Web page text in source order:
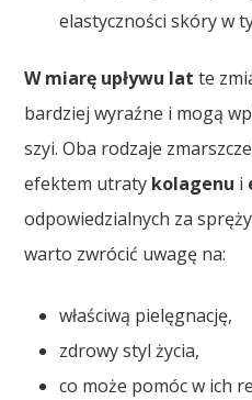
elastyczności skóry w
W miarę upływu lat te
bardziej wyraźne i mogą
szyi. Oba rodzaje
efektem utraty kolagenu i
odpowiedzialnych za
warto zwrócić uwagę na:
właściwą pielęgnację,
zdrowy styl życia,
co może pomóc w ich